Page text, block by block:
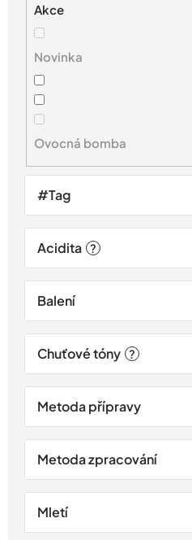
Akce
Novinka
Ovocná bomba
#Tag
Acidita ?
Balení
Chuťové tóny ?
Metoda přípravy
Metoda zpracování
Mletí